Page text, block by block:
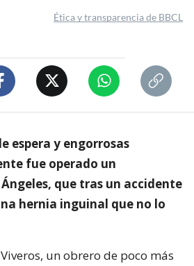
Ética y transparencia de BBCL
espera y engorrosas
fue operado un
que tras un accidente
hernia inguinal que no lo
un obrero de poco más